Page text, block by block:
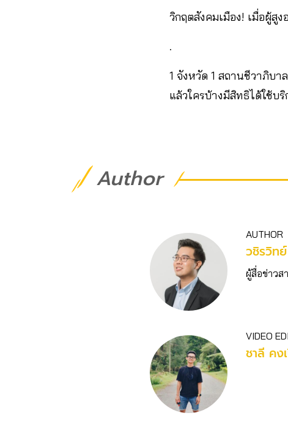
วิกฤตสังคมเมือง! เมื่อผู้สู
.
1 จังหวัด 1 สถานชีวาภิบา
แล้วใครบ้างมีสิทธิได้ใช้บริ
Author
AUTHOR
วชิร​วิท
ผู้สื่อข่าวส
VIDEO
ชาลี คง